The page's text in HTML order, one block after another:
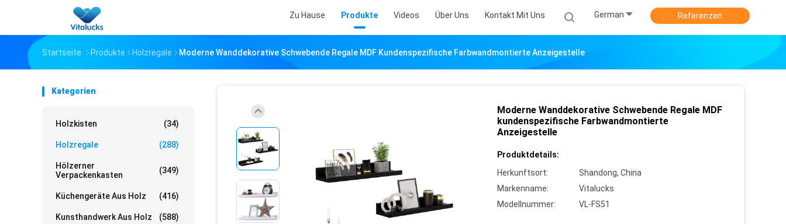
Zu Hause Produkte Videos Über Uns Kontakt Mit Uns German Referenzen
Startseite Produkte Holzregale Moderne Wanddekorative Schwebende Regale MDF Kundenspezifische Farbwandmontierte Anzeigestelle
Kategorien
Holzkisten (34)
Holzregale (288)
Hölzerner
Verpackenkasten
(349)
Küchengeräte Aus Holz (416)
Kunsthandwerk Aus Holz (588)
Moderne Wanddekorative Schwebende Regale MDF
kundenspezifische Farbwandmontierte
Anzeigestelle
Produktdetails:
Herkunftsort:
Shandong, China
Markenname:
Vitalucks
Modellnummer:
VL-FS51